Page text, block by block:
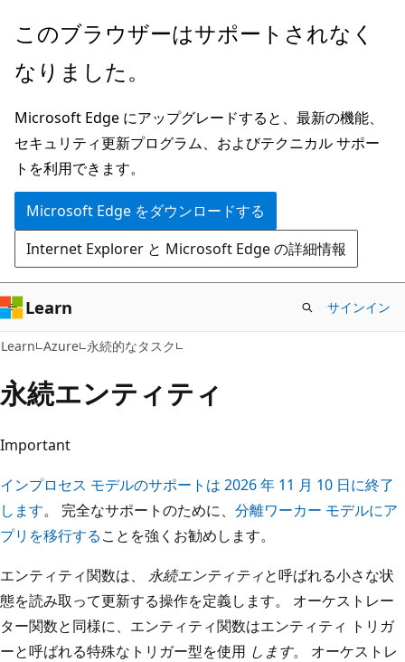
メ
ン
ン
テ
ン
ツ
に
ス
キ
ッ
プ
このブラウザーはサポートされなく
なりました。
Microsoft Edge にアップグレードすると、最新の機能、
セキュリティ更新プログラム、およびテクニカル サポー
トを利用できます。
Microsoft Edge をダウンロードする
Internet Explorer と Microsoft Edge の詳細情報
Learn サインイン
Learn Azure 永続的なタスク
永続エンティティ
Important
インプロセス モデルのサポートは 2026 年 11 月 10 日に終了
します。 完全なサポートのために、 分離ワーカー モデルにア
プリを移行することを強くお勧めします。
エンティティ関数は、 永続エンティティと呼ばれる小さな状
態を読み取って更新する操作を定義します。 オーケストレー
ター関数と同様に、エンティティ関数はエンティティ トリガ
ーと呼ばれる特殊なトリガー型を使用 します。 オーケストレ